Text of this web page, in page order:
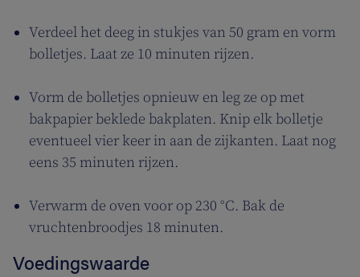
Verdeel het deeg in stukjes van 50 gram en vorm
bolletjes. Laat ze 10 minuten rijzen.
Vorm de bolletjes opnieuw en leg ze op met
bakpapier beklede bakplaten. Knip elk bolletje
eventueel vier keer in aan de zijkanten. Laat nog
eens 35 minuten rijzen.
Verwarm de oven voor op 230 °C. Bak de
vruchtenbroodjes 18 minuten.
Voedingswaarde